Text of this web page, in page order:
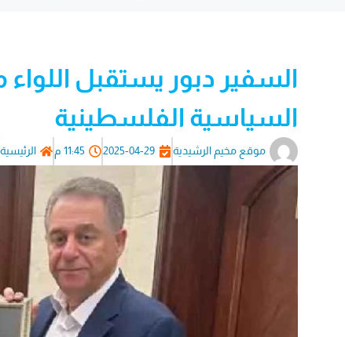
السفير دبور يستقبل
السياسية الفلسطينية
موقع مخيم الرشيدية 2025-04-29 11:45 م الرئيسية